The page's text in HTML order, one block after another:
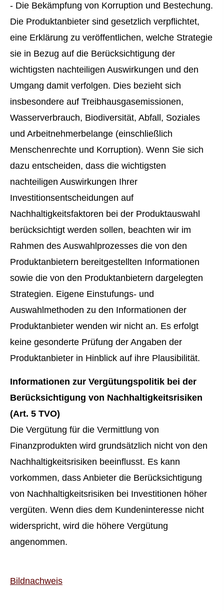
- Die Bekämpfung von Korruption und Bestechung.
Die Produktanbieter sind gesetzlich verpflichtet,
eine Erklärung zu veröffentlichen, welche Strategie
sie in Bezug auf die Berücksichtigung der
wichtigsten nachteiligen Auswirkungen und den
Umgang damit verfolgen. Dies bezieht sich
insbesondere auf Treibhausgasemissionen,
Wasserverbrauch, Biodiversität, Abfall, Soziales
und Arbeitnehmerbelange (einschließlich
Menschenrechte und Korruption). Wenn Sie sich
dazu entscheiden, dass die wichtigsten
nachteiligen Auswirkungen Ihrer
Investitionsentscheidungen auf
Nachhaltigkeitsfaktoren bei der Produktauswahl
berücksichtigt werden sollen, beachten wir im
Rahmen des Auswahlprozesses die von den
Produktanbietern bereitgestellten Informationen
sowie die von den Produktanbietern dargelegten
Strategien. Eigene Einstufungs- und
Auswahlmethoden zu den Informationen der
Produktanbieter wenden wir nicht an. Es erfolgt
keine gesonderte Prüfung der Angaben der
Produktanbieter in Hinblick auf ihre Plausibilität.
Informationen zur Vergütungspolitik bei der
Berücksichtigung von Nachhaltigkeitsrisiken
(Art. 5 TVO)
Die Vergütung für die Vermittlung von
Finanzprodukten wird grundsätzlich nicht von den
Nachhaltigkeitsrisiken beeinflusst. Es kann
vorkommen, dass Anbieter die Berücksichtigung
von Nachhaltigkeitsrisiken bei Investitionen höher
vergüten. Wenn dies dem Kundeninteresse nicht
widerspricht, wird die höhere Vergütung
angenommen.
Bildnachweis